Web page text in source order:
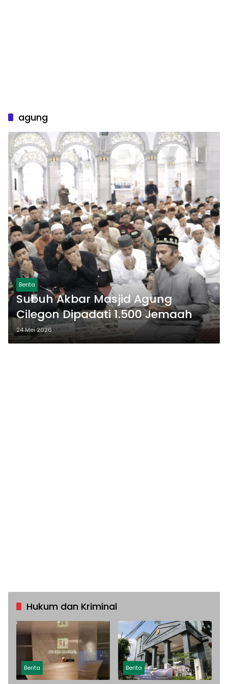
agung
Berita
Subuh Akbar Masjid Agung
Cilegon Dipadati 1.500 Jemaah
24 Mei 2026
Hukum dan Kriminal
Berita Berita